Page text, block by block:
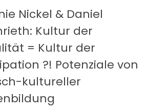
Nickel & Daniel
Kultur der
= Kultur der
?! Potenziale von
kultureller